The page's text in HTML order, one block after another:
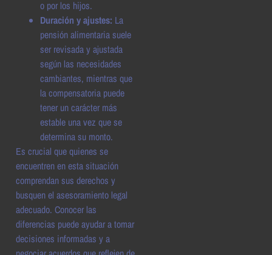
o por los hijos.
Duración y ajustes: La
pensión alimentaria suele
ser revisada y ajustada
según las necesidades
cambiantes, mientras que
la compensatoria puede
tener un carácter más
estable una vez que se
determina su monto.
Es crucial que quienes se
encuentren en esta situación
comprendan sus derechos y
busquen el asesoramiento legal
adecuado. Conocer las
diferencias puede ayudar a tomar
decisiones informadas y a